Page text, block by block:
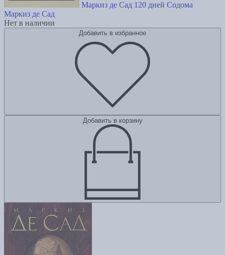
Маркиз де Сад 120 дней Содома
Маркиз де Сад
Нет в наличии
Добавить в избранное
Добавить в корзину